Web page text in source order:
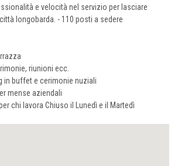
e velocità nel servizio per lasciare
longobarda. - 110 posti a sedere
riunioni ecc.
in buffet e cerimonie nuziali
mense aziendali
chi lavora Chiuso il Lunedì e il Martedì